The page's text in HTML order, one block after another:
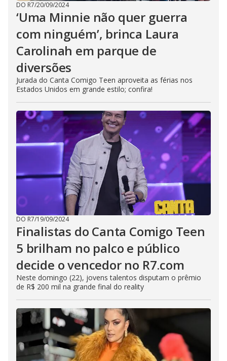
DO R7/20/09/2024
‘Uma Minnie não quer guerra
com ninguém’, brinca Laura
Carolinah em parque de
diversões
Jurada do Canta Comigo Teen aproveita as férias nos
Estados Unidos em grande estilo; confira!
DO R7/19/09/2024
Finalistas do Canta Comigo Teen
5 brilham no palco e público
decide o vencedor no R7.com
Neste domingo (22), jovens talentos disputam o prêmio
de R$ 200 mil na grande final do reality